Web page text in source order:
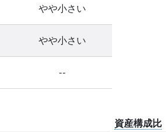
やや小さい
やや小さい
--
資産構成比